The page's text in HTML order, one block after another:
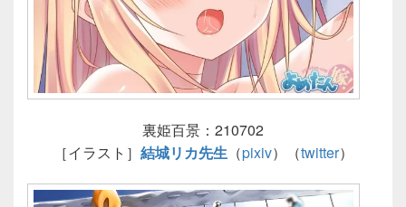
裏姫百景：210702
［イラスト］ 結城リカ先生（pixiv）（twitter）